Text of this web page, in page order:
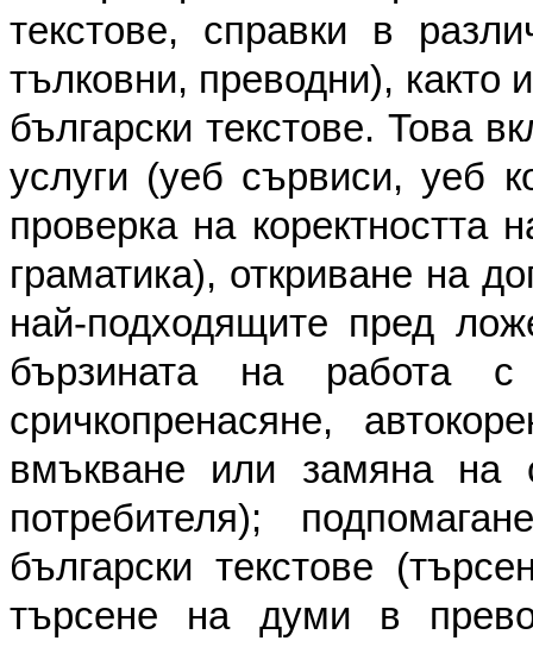
текстове, справки в
тълковни, преводни), както
български текстове. Това
услуги (уеб сървиси, уеб
проверка на коректността
граматика), откриване на
най-подходящите пред
бързината на работа с
сричкопренасяне,
вмъкване или замяна на
потребителя);
български текстове
търсене на думи в